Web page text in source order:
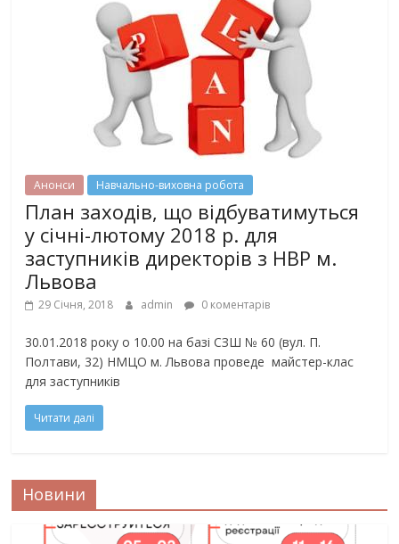
Анонси Навчально-виховна робота
План заходів, що відбуватимуться
у січні-лютому 2018 р. для
заступників директорів з НВР м.
Львова
29 Січня, 2018 admin 0 коментарів
30.01.2018 року о 10.00 на базі СЗШ № 60 (вул. П.
Полтави, 32) НМЦО м. Львова проведе майстер-клас
для заступників
Читати далі
Новини